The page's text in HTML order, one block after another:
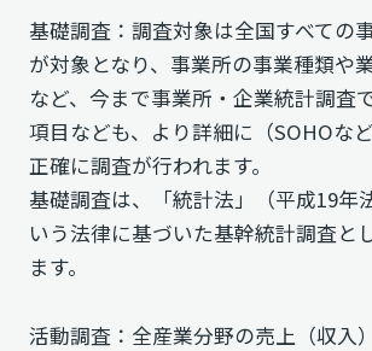
基礎調査：調査対象は全国すべての
が対象となり、事業所の事業種類や
など、今まで事業所・企業統計調査
項目なども、より詳細に（SOHOな
正確に調査が行われます。
基礎調査は、「統計法」（平成19年
いう法律に基づいた基幹統計調査と
ます。
活動調査：全産業分野の売上（収入